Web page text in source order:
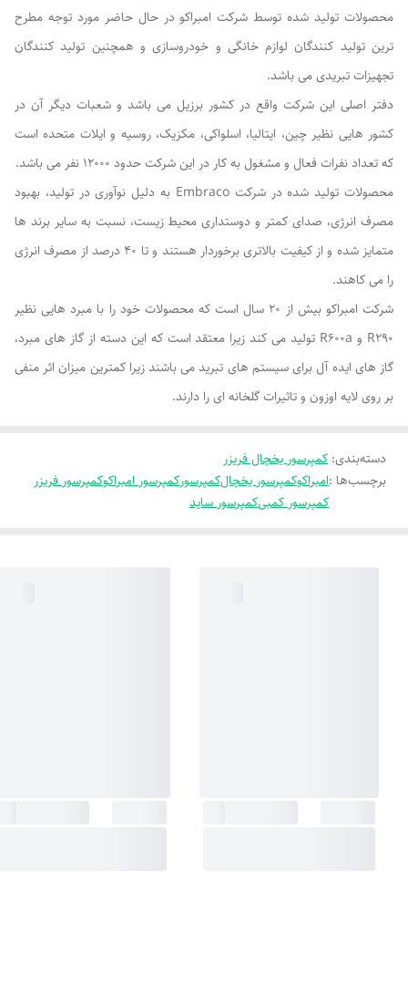
محصولات تولید شده توسط شرکت امبراکو در حال حاضر مورد توجه مطرح
ترین تولید کنندگان لوازم خانگی و خودروسازی و همچنین تولید کنندگان
تجهیزات تبریدی می باشد.
دفتر اصلی این شرکت واقع در کشور برزیل می باشد و شعبات دیگر آن در
کشور هایی نظیر چین، ایتالیا، اسلواکی، مکزیک، روسیه و ایلات متحده است
که تعداد نفرات فعال و مشغول به کار در این شرکت حدود 12000 نفر می باشد.
محصولات تولید شده در شرکت Embraco به دلیل نوآوری در تولید، بهبود
مصرف انرژی، صدای کمتر و دوستداری محیط زیست، نسبت به سایر برند ها
متمایز شده و از کیفیت بالاتری برخوردار هستند و تا 40 درصد از مصرف انرژی
را می کاهند.
شرکت امبراکو بیش از 20 سال است که محصولات خود را با مبرد هایی نظیر
R290 و R600a تولید می کند زیرا معتقد است که این دسته از گاز های مبرد،
گاز های ایده آل برای سیستم های تبرید می باشند زیرا کمترین میزان اثر منفی
بر روی لایه اوزون و تاثیرات گلخانه ای را دارند.
دسته‌بندی: کمپرسور یخچال فریزر
برچسب‌ها :امبراکوکمپرسور یخچالکمپرسورکمپرسور امبراکوکمپرسور فریزر
کمپرسور کمبیکمپرسور ساید